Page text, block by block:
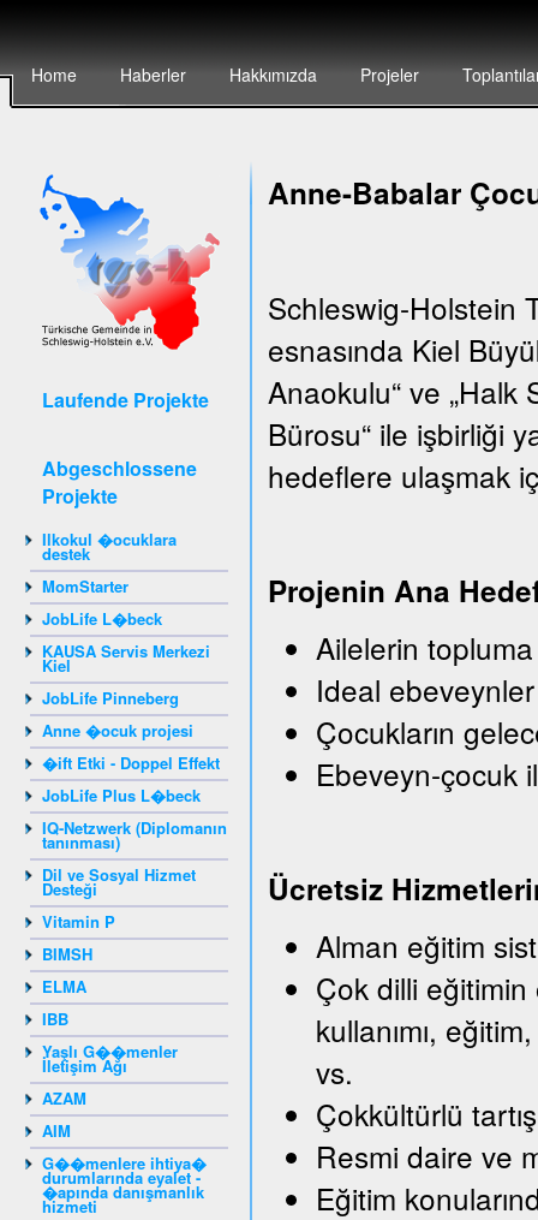
Home Haberler Hakkımızda Projeler
Laufende Projekte
Abgeschlossene
Projekte
Ilkokul �ocuklara
destek
MomStarter
JobLife L�beck
KAUSA Servis Merkezi
Kiel
JobLife Pinneberg
Anne �ocuk projesi
�ift Etki - Doppel Effekt
JobLife Plus L�beck
IQ-Netzwerk (Diplomanın
tanınması)
Dil ve Sosyal Hizmet
Desteği
Vitamin P
BIMSH
ELMA
IBB
Yaşlı G��menler
İletişim Ağı
AZAM
AIM
G��menlere ihtiya�
durumlarında eyalet -
�apında danışmanlık
hizmeti
Anne-Babalar
Schleswig-Holstein
esnasında Kiel
Anaokulu“ ve „Halk
Bürosu“ ile işbirliği
hedeflere ulaşmak
Projenin Ana
Ailelerin topluma
Ideal
Çocukların
Ebeveyn-çocuk
Ücretsiz
Alman eğitim
Çok dilli
kullanımı,
vs.
Çokkültürlü
Resmi daire ve
Eğitim